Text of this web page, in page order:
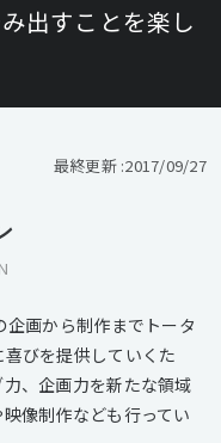
出すことを楽し
最終更新 :2017/09/27
画から制作までトータ
びを提供していくた
、企画力を新たな領域
像制作なども行ってい